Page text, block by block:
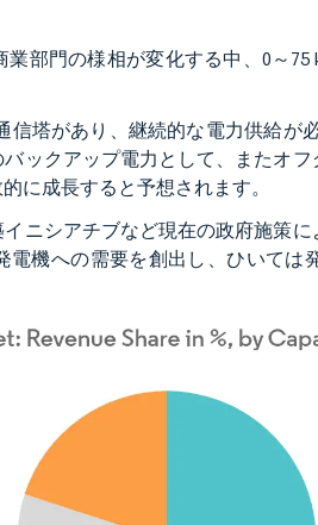
部門の様相が変化する中、0～
信塔があり、継続的な電力供給が
ックアップ電力として、またオ
に成長すると予想されます。
ニシアチブなど現在の政府施策
機への需要を創出し、ひいては